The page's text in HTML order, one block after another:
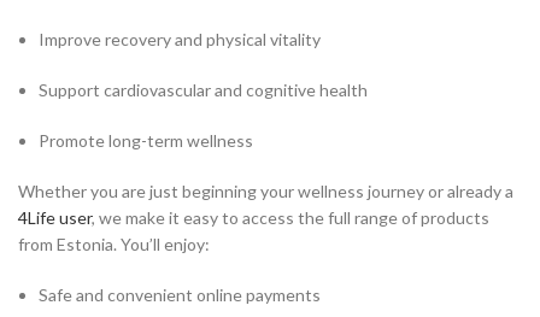
Improve recovery and physical vitality
Support cardiovascular and cognitive health
Promote long-term wellness
Whether you are just beginning your wellness journey or already a
4Life user, we make it easy to access the full range of products
from Estonia. You’ll enjoy:
Safe and convenient online payments